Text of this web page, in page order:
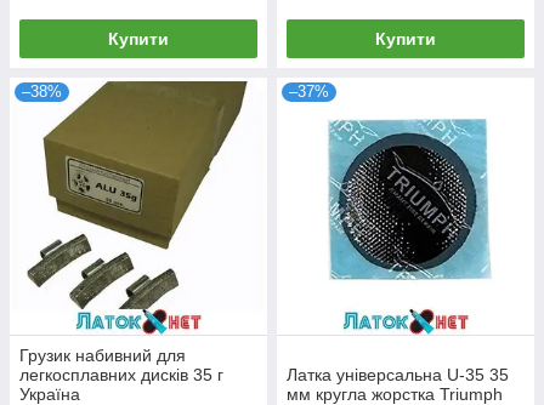
Купити Купити
–38%
Грузик набивний для
легкосплавних дисків 35 г
Україна
–37%
Латка універсальна U-35 35
мм кругла жорстка Triumph